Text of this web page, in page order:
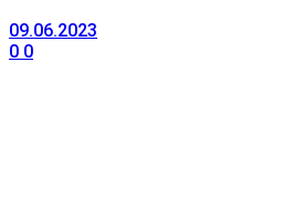
09.06.2023
0 0